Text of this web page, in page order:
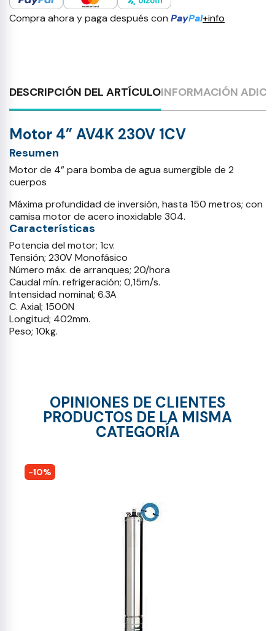
Compra ahora y paga después con PayPal+info
DESCRIPCIÓN DEL ARTÍCULOINFORMACIÓN
Motor 4” AV4K 230V 1CV
Resumen
Motor de 4” para bomba de agua sumergible de 2
cuerpos
Máxima profundidad de inversión, hasta 150 metros; con
camisa motor de acero inoxidable 304.
Características
Potencia del motor; 1cv.
Tensión; 230V Monofásico
Número máx. de arranques; 20/hora
Caudal mín. refrigeración; 0,15m/s.
Intensidad nominal; 6.3A
C. Axial; 1500N
Longitud; 402mm.
Peso; 10kg.
OPINIONES DE CLIENTES
PRODUCTOS DE LA MISMA
CATEGORÍA
-10%